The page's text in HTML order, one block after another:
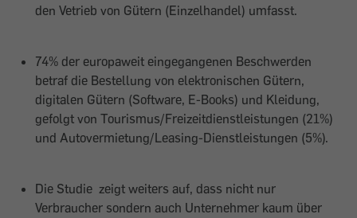
den Vetrieb von Gütern (Einzelhandel) umfasst.
74% der europaweit eingegangenen Beschwerden
betraf die Bestellung von elektronischen Gütern,
digitalen Gütern (Software, E-Books) und Kleidung,
gefolgt von Tourismus/Freizeitdienstleistungen (21%)
und Autovermietung/Leasing-Dienstleistungen (5%).
Die Studie zeigt weiters auf, dass nicht nur
Verbraucher sondern auch Unternehmer kaum über